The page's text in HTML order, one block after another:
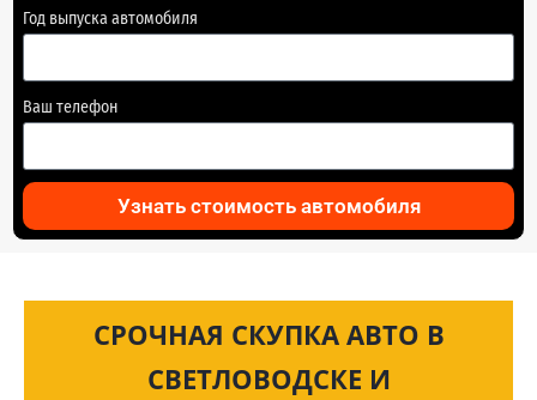
Год выпуска автомобиля
Ваш телефон
Узнать стоимость автомобиля
СРОЧНАЯ СКУПКА АВТО В
СВЕТЛОВОДСКЕ И